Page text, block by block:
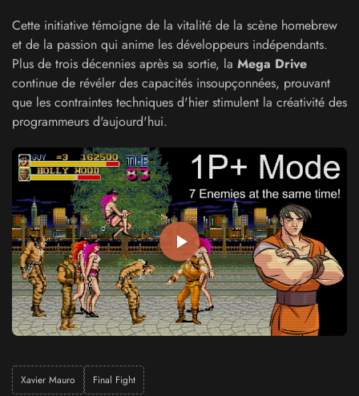
Cette initiative témoigne de la vitalité de la scène homebrew
et de la passion qui anime les développeurs indépendants.
Plus de trois décennies après sa sortie, la Mega Drive
continue de révéler des capacités insoupçonnées, prouvant
que les contraintes techniques d'hier stimulent la créativité des
programmeurs d'aujourd'hui.
Xavier Mauro Final Fight